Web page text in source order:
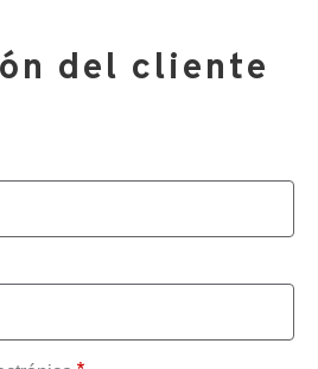
del cliente